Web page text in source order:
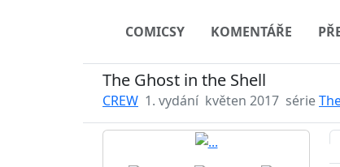
COMICSY KOMENTÁŘE
The Ghost in the Shell
CREW 1. vydání květen 2017 série